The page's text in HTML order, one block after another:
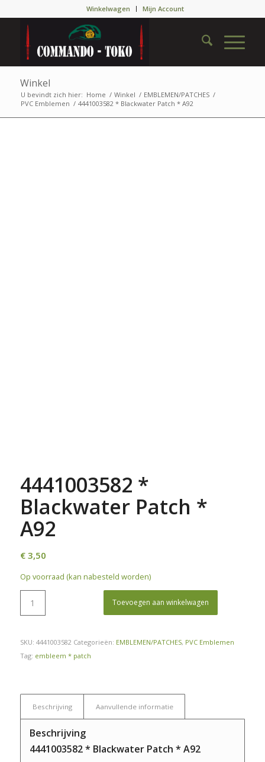
Winkelwagen Mijn Account
Winkel
U bevindt zich hier: Home / Winkel / EMBLEMEN/PATCHES /
PVC Emblemen / 4441003582 * Blackwater Patch * A92
4441003582 *
Blackwater Patch *
A92
€3,50
Op voorraad (kan nabesteld worden)
Toevoegen aan winkelwagen
SKU: 4441003582 Categorieën: EMBLEMEN/PATCHES, PVC Emblemen
Tag: embleem * patch
Beschrijving Aanvullende informatie
Beschrijving
4441003582 * Blackwater Patch * A92